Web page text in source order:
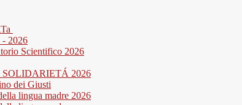
- 2026
Scientifico 2026
2026
dei Giusti
lingua madre 2026